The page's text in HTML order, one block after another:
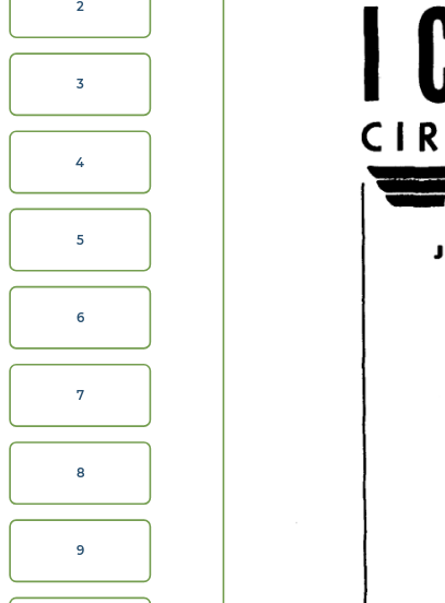
2
3
4
5
6
7
8
9